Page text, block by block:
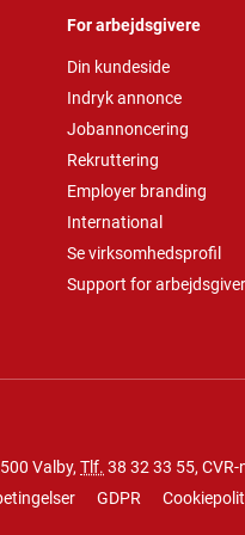
For arbejdsgivere
Din kundeside
Indryk annonce
Jobannoncering
Rekruttering
Employer branding
International
Se virksomhedsprofil
Support for
Valby, Tlf. 38 32 33 55,
GDPR